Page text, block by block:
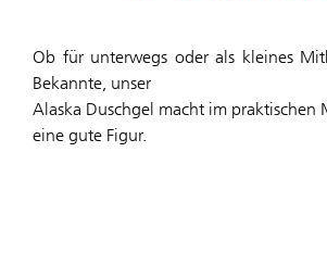
Ob für unterwegs oder als kleines
Bekannte, unser
Alaska Duschgel macht im praktischen
eine gute Figur.